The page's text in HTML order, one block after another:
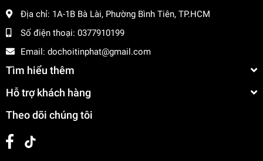
Địa chỉ: 1A-1B Bà Lài, Phường Bình Tiên, TP.HCM
Số điện thoại: 0377910199
Email: dochoitinphat@gmail.com
Tìm hiểu thêm
Hỗ trợ khách hàng
Theo dõi chúng tôi